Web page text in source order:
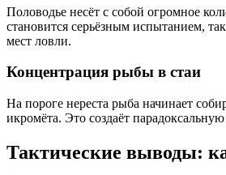
Половодье несёт с собой огромное
становится серьёзным испытанием,
мест ловли.
Концентрация рыбы в стаи
На пороге нереста рыба начинает
икромёта. Это создаёт
Тактические выводы: